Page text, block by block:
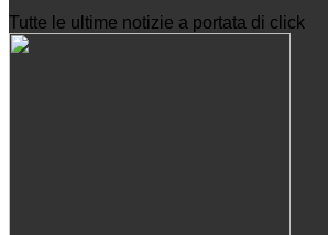
Tutte le ultime notizie a portata di click